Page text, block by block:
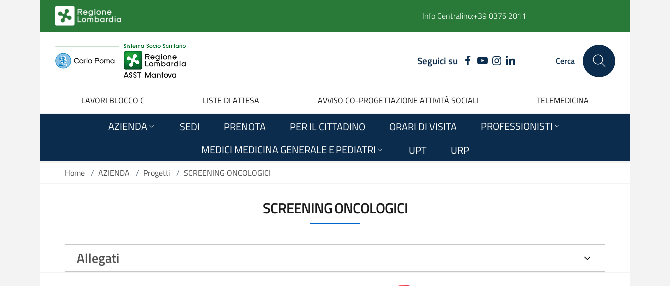
Salta al contenuto principale
Info Centralino:+39 0376 2011
Seguici suFACEBOOK
YOUTUBE
INSTAGRAM
LINKEDIN Cerca
LAVORI BLOCCO C LISTE DI ATTESA AVVISO CO-PROGETTAZIONE ATTIVITÀ SOCIALI TELEMEDICINA
AZIENDA SEDI PRENOTA PER IL CITTADINO ORARI DI VISITA
PROFESSIONISTI
MEDICI MEDICINA GENERALE E PEDIATRI
UPT URP
Home / AZIENDA / Progetti / SCREENING ONCOLOGICI
SCREENING ONCOLOGICI
Allegati